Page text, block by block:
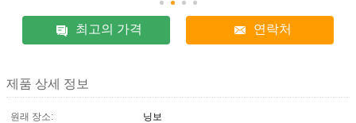
최고의 가격 연락처
제품 상세 정보
원래 장소:
닝보